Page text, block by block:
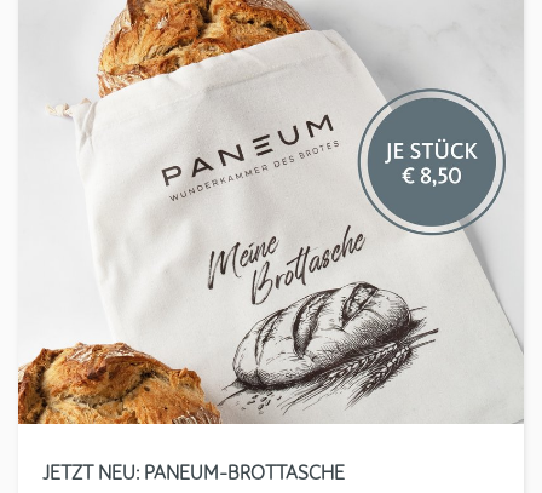
JETZT NEU: PANEUM-BROTTASCHE